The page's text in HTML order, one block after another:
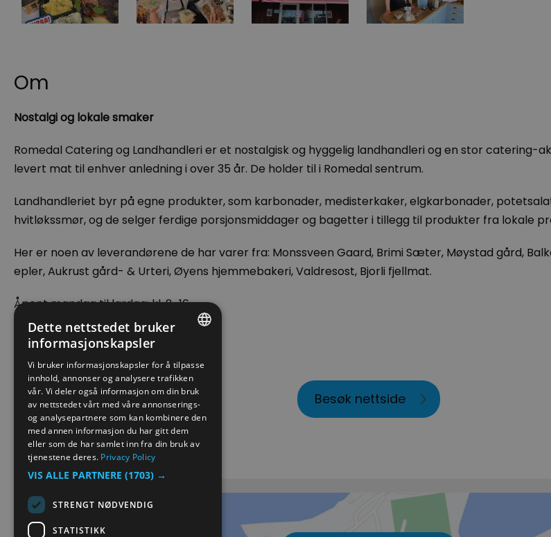
Om
Nostalgi og lokale smaker
Romedal Catering og Landhandleri er et nostalgisk og hyggelig landhandleri og en stor catering-
levert mat til enhver anledning i over 35 år. De holder til i Romedal sentrum.
Landhandleriet byr på egne produkter, som karbonader, medisterkaker, elgkarbonader,
hvitløkssmør, og de selger ferdige porsjonsmiddager og bagetter i tillegg til produkter fra lokale
Her er noen av leverandørene de har varer fra: Monssveen Gaard, Brimi Sæter, Møystad gård,
epler, Aukrust gård- & Urteri, Øyens hjemmebakeri, Valdresost, Bjorli fjellmat.
Åpent mandag til lørdag: kl. 8-16
Søndag: Etter avtale
Besøk nettside
Kart
NORWEGIAN
GERMAN
Dette nettstedet bruker
informasjonskapsler
Vi bruker informasjonskapsler for å tilpasse
innhold, annonser og analysere trafikken
vår. Vi deler også informasjon om din bruk
av nettstedet vårt med våre annonserings-
og analysepartnere som kan kombinere den
med annen informasjon du har gitt dem
eller som de har samlet inn fra din bruk av
tjenestene deres. Privacy Policy
VIS ALLE PARTNERE (1703) →
STRENGT NØDVENDIG
STATISTIKK